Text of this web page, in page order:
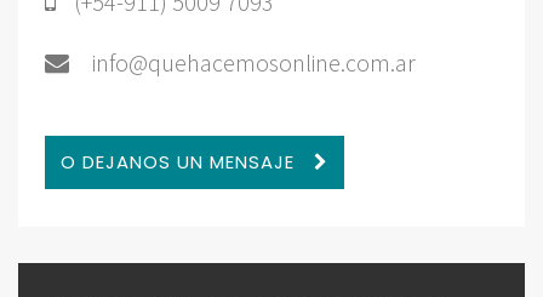
info@quehacemosonline.com.ar
O DEJANOS UN MENSAJE